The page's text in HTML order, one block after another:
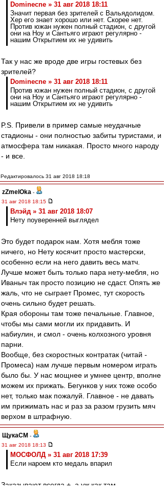
Dominecne » 31 авг 2018 18:11
Значит первая без зрителей с Вальядолидом.
Хер его знает хорошо или нет. Скорее нет.
Против южан нужен полный стадион, с другой
они на Ноу и Сантьяго играют регулярно -
нашим Открытием их не удивить
Так у нас же вроде две игры гостевых без
зрителей?
Dominecne » 31 авг 2018 18:11
Против южан нужен полный стадион, с другой
они на Ноу и Сантьяго играют регулярно -
нашим Открытием их не удивить
P.S. Привели в пример самые неудачные
стадионы - они полностью забиты туристами, и
атмосфера там никакая. Просто много народу
- и все.
Редактировалось 31 авг 2018 18:18
zZmeIOka -
31 авг 2018 18:15
Влэйд » 31 авг 2018 18:07
Нету поуверенней выглядел
Это будет подарок нам. Хотя мебля тоже
ничего, но Нету косячит просто мастерски,
особенно если на него давить весь матч.
Лучше может быть только пара нету-мебля, но
Иваныч так просто позицию не сдаст. Опять же
жаль, что не сыграет Промес, тут скорость
очень сильно будет решать.
Края обороны там тоже печальные. Главное,
чтобы мы сами могли их придавить. И
набиулин, и смол - очень колхозного уровня
парни.
Вообще, без скоростных контратак (читай -
Промеса) нам лучше первым номером играть
было бы. У нас мощнее и умнее центр, вполне
можем их прижать. Бегунков у них тоже особо
нет, только мак пожалуй. Главное - не давать
им прижимать нас и раз за разом грузить мяч
верхом в штрафную.
ЩукаСМ -
31 авг 2018 18:13
МОСФОЛД » 31 авг 2018 17:39
Если нароем кто медаль впарил
Заказывают всегда +, а уж как там